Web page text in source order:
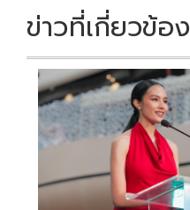
ข่าวที่เกี่ยวข้อง